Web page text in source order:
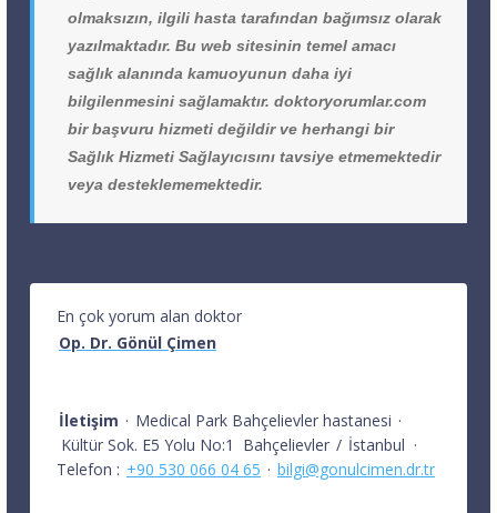
olmaksızın, ilgili hasta tarafından bağımsız olarak
yazılmaktadır. Bu web sitesinin temel amacı
sağlık alanında kamuoyunun daha iyi
bilgilenmesini sağlamaktır. doktoryorumlar.com
bir başvuru hizmeti değildir ve herhangi bir
Sağlık Hizmeti Sağlayıcısını tavsiye etmemektedir
veya desteklememektedir.
En çok yorum alan doktor
Op. Dr. Gönül Çimen
İletişim · Medical Park Bahçelievler hastanesi ·
Kültür Sok. E5 Yolu No:1
Bahçelievler / İstanbul ·
Telefon : +90 530 066 04 65 · bilgi@gonulcimen.dr.tr